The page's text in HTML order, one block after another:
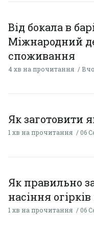
Від бокала в
Міжнародний
споживання
4 хв на прочитання
Як заготовити
1 хв на прочитання 06
Як правильно
насіння
1 хв на прочитання 06